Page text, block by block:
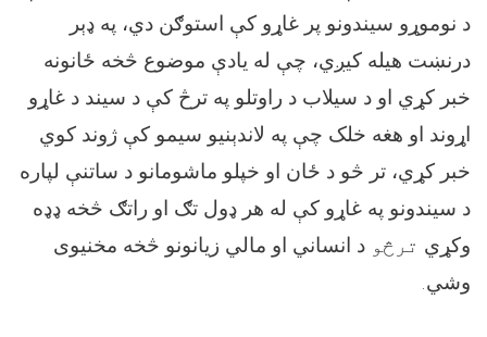
د نوموړو سیندونو پر غاړو کې استوګن دي، په ډېر
درنښت هیله کیږي، چې له یادې موضوع څخه ځانونه
خبر کړي او د سیلاب د راوتلو په ترڅ کې د سیند د غاړو
اړوند او هغه خلک چې په لاندېنیو سیمو کې ژوند کوي
خبر کړي، تر څو د ځان او خپلو ماشومانو د ساتنې لپاره
د سیندونو په غاړو کې له هر ډول تګ او راتګ څخه ډډه
وکړي ترڅو د انساني او مالي زیانونو څخه مخنیوی
وشي.